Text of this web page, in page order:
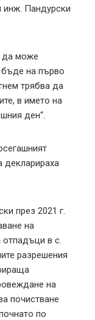
инж. Пандурски
да може
бъде на първо
трябва да
в името на
ден“.
декларираха
през 2021 г.
на
в с.
разрешения
на
почистване
по